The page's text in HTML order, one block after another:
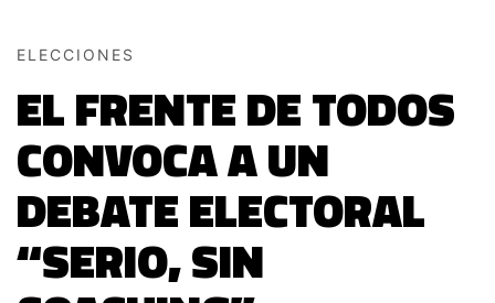
ELECCIONES
EL FRENTE DE TODOS
CONVOCA A UN
DEBATE ELECTORAL
“SERIO, SIN